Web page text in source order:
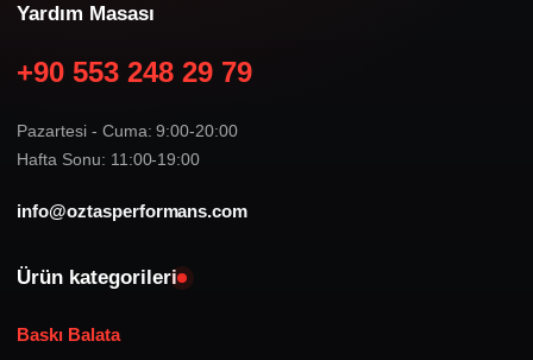
Yardım Masası
+90 553 248 29 79
Pazartesi - Cuma: 9:00-20:00
Hafta Sonu: 11:00-19:00
info@oztasperformans.com
Ürün kategorileri
Baskı Balata